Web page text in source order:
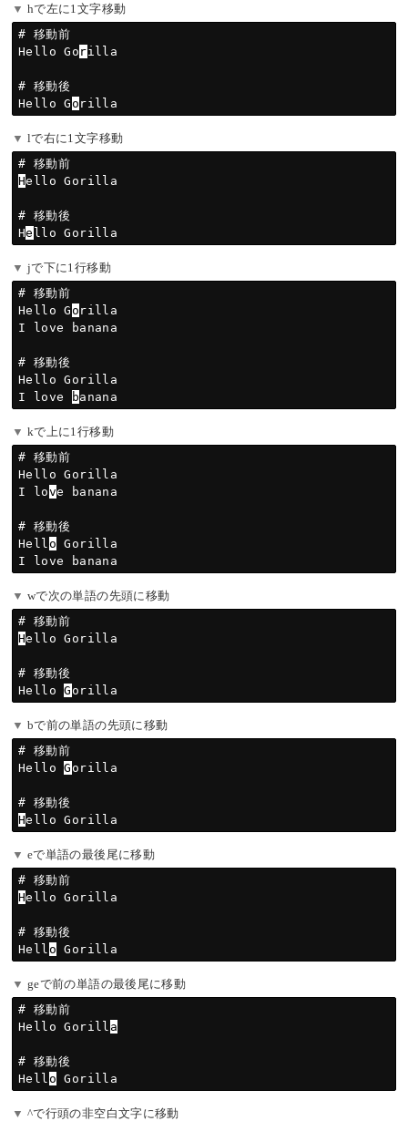
hで左に1文字移動
# 移動前
Hello Go rilla
# 移動後
Hello Go
lで右に1文字移動
# 移動前
Hello Gorilla
# 移動後
He
jで下に1行移動
# 移動前
Hello Go rilla
I love banana
# 移動後
Hello Gorilla
I love
b
kで上に1行移動
# 移動前
Hello Gorilla
I love banana
# 移動後
Hell o Gorilla
wで次の単語の先頭に移動
# 移動前
Hello Gorilla
# 移動後
Hello G
bで前の単語の先頭に移動
# 移動前
Hello G orilla
H
eで単語の最後尾に移動
# 移動前
Hello Gorilla
# 移動後
Hell o
geで前の単語の最後尾に移動
# 移動前
Hello Gorill a
# 移動後
Hell o
^で行頭の非空白文字に移動